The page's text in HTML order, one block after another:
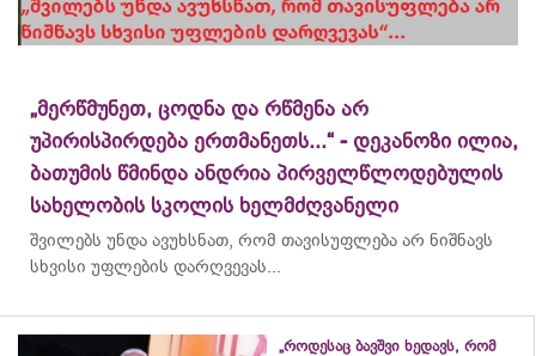
„მერწმუნეთ, ცოდნა და რწმენა არ
უპირისპირდება ერთმანეთს...“ - დეკანოზი ილია,
ბათუმის წმინდა ანდრია პირველწლოდებულის
სახელობის სკოლის ხელმძღვანელი
შვილებს უნდა ავუხსნათ, რომ თავისუფლება არ ნიშნავს
სხვისი უფლების დარღვევას...
„როდესაც ბავშვი ხედავს, რომ